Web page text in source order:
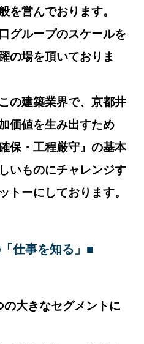
を営んでおります。
グループのスケールを
の場を頂いておりま
の建築業界で、京都井
価値を生み出すため
保・工程厳守』の基本
いものにチャレンジす
トーにしております。
仕事を知る」■
大きなセグメントに